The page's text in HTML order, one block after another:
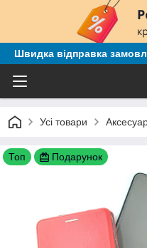
Швидка відправка
Усі товари
Топ Подарунок